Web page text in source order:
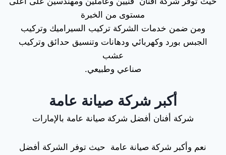
مستوى من الخبرة
ومن ضمن خدمات الشركة تركيب السيراميك وتركيب
الجبس بورد وكهربائي ودهانات وتنسيق حدائق وتركيب
عشب
صناعي وطبيعي.
أكبر شركة صيانة عامة
شركة أفنان أفضل شركة صيانة عامة بالإمارات
نعم وأكبر شركة صيانة عامة حيث توفر الشركة أفضل